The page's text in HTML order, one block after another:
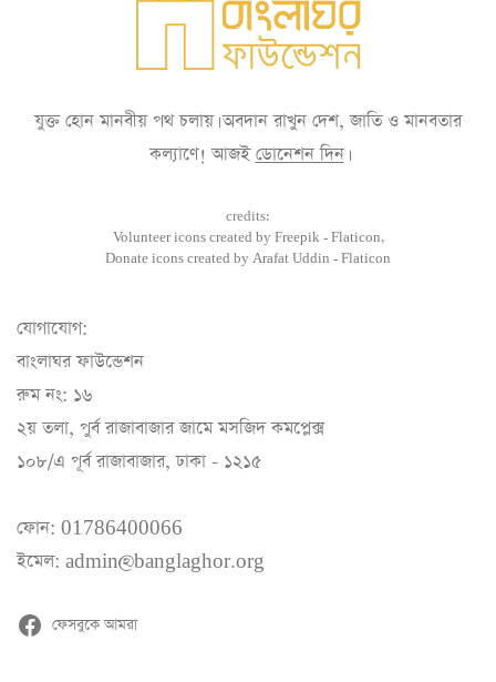
যুক্ত হোন মানবীয় পথ চলায়। অবদান রাখুন দেশ, জাতি ও মানবতার
কল্যাণে! আজইডোনেশন দিন।
credits:
Volunteer icons created by Freepik - Flaticon,
Donate icons created by Arafat Uddin - Flaticon
যোগাযোগ:
বাংলাঘর ফাউন্ডেশন
রুম নং: ১৬
২য় তলা, পুর্ব রাজাবাজার জামে মসজিদ কমপ্লেক্স
১০৮/এ পূর্ব রাজাবাজার, ঢাকা - ১২১৫
ফোন: 01786400066
ইমেল: admin@banglaghor.org
ফেসবুকে আমরা